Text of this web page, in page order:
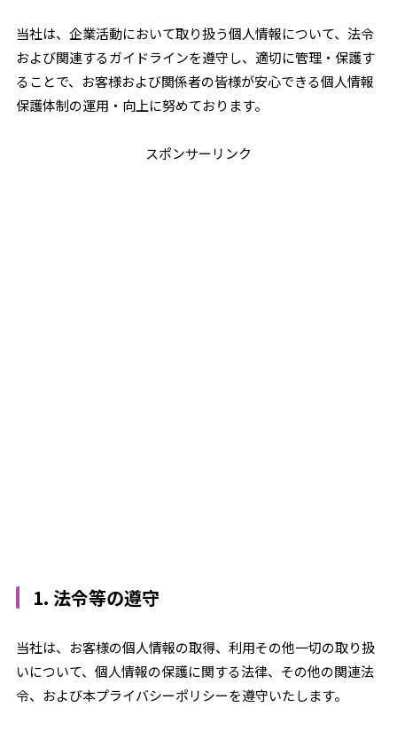
当社は、企業活動において取り扱う個人情報について、法令
および関連するガイドラインを遵守し、適切に管理・保護す
ることで、お客様および関係者の皆様が安心できる個人情報
保護体制の運用・向上に努めております。
スポンサーリンク
1. 法令等の遵守
当社は、お客様の個人情報の取得、利用その他一切の取り扱
いについて、個人情報の保護に関する法律、その他の関連法
令、および本プライバシーポリシーを遵守いたします。